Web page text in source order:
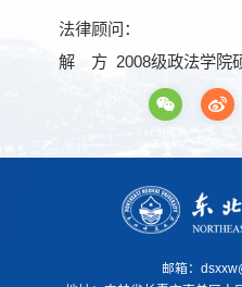
法律顾问：
解 方 2008级政法学院
邮箱：